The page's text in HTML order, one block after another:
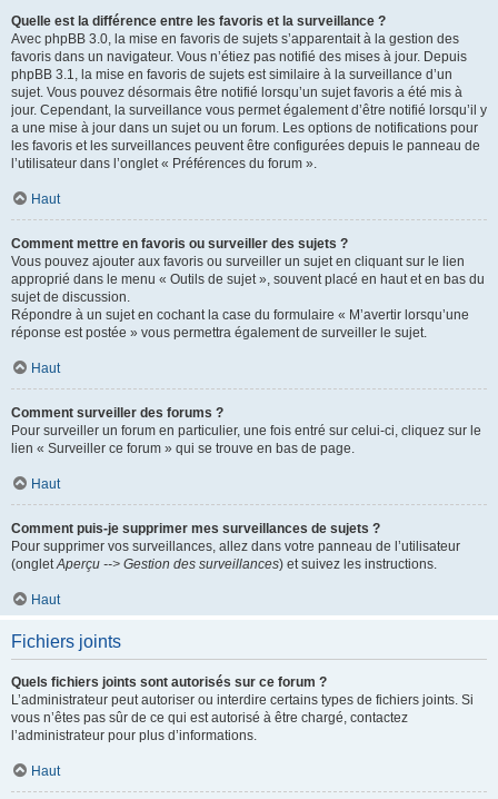
Quelle est la différence entre les favoris et la surveillance ?
Avec phpBB 3.0, la mise en favoris de sujets s’apparentait à la gestion des
favoris dans un navigateur. Vous n’étiez pas notifié des mises à jour. Depuis
phpBB 3.1, la mise en favoris de sujets est similaire à la surveillance d’un
sujet. Vous pouvez désormais être notifié lorsqu’un sujet favoris a été mis à
jour. Cependant, la surveillance vous permet également d’être notifié lorsqu’il y
a une mise à jour dans un sujet ou un forum. Les options de notifications pour
les favoris et les surveillances peuvent être configurées depuis le panneau de
l’utilisateur dans l’onglet « Préférences du forum ».
Haut
Comment mettre en favoris ou surveiller des sujets ?
Vous pouvez ajouter aux favoris ou surveiller un sujet en cliquant sur le lien
approprié dans le menu « Outils de sujet », souvent placé en haut et en bas du
sujet de discussion.
Répondre à un sujet en cochant la case du formulaire « M’avertir lorsqu’une
réponse est postée » vous permettra également de surveiller le sujet.
Haut
Comment surveiller des forums ?
Pour surveiller un forum en particulier, une fois entré sur celui-ci, cliquez sur le
lien « Surveiller ce forum » qui se trouve en bas de page.
Haut
Comment puis-je supprimer mes surveillances de sujets ?
Pour supprimer vos surveillances, allez dans votre panneau de l’utilisateur
(ongletAperçu --> Gestion des surveillances) et suivez les instructions.
Haut
Fichiers joints
Quels fichiers joints sont autorisés sur ce forum ?
L’administrateur peut autoriser ou interdire certains types de fichiers joints. Si
vous n’êtes pas sûr de ce qui est autorisé à être chargé, contactez
l’administrateur pour plus d’informations.
Haut